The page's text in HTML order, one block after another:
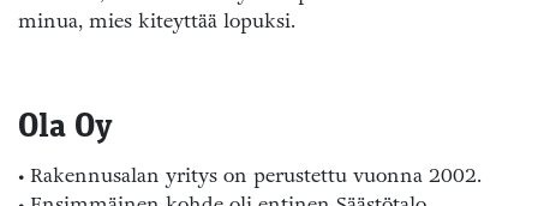
minua, mies kiteyttää lopuksi.
Ola Oy
• Rakennusalan yritys on perustettu vuonna 2002.